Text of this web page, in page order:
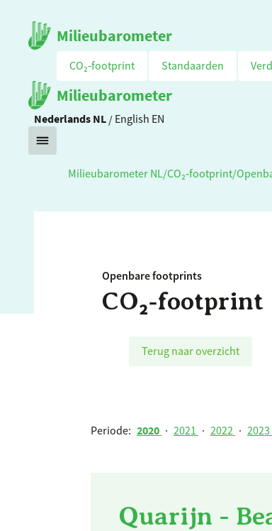
Milieubarometer
CO₂‑footprint Standaarden
Milieubarometer
Nederlands NL / English EN
Milieubarometer NL /CO₂‑footprint/
Openbare footprints
CO₂‑footprint
Terug naar overzicht
Periode: 2020 · 2021 · 2022 · 2023
Quarijn -